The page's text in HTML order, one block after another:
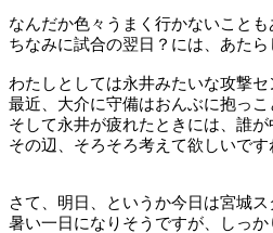
なんだか色々うまく行かないこと
ちなみに試合の翌日？には、あたら
わたしとしては永井みたいな攻撃
最近、大介に守備はおんぶに抱っ
そして永井が疲れたときには、誰
その辺、そろそろ考えて欲しいです
さて、明日、というか今日は宮城ス
暑い一日になりそうですが、しっか